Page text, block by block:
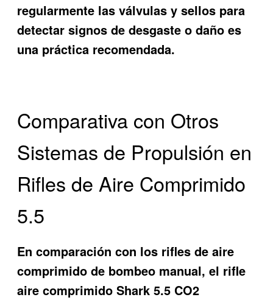
regularmente las válvulas y sellos para
detectar signos de desgaste o daño es
una práctica recomendada.
Comparativa con Otros
Sistemas de Propulsión en
Rifles de Aire Comprimido
5.5
En comparación con los rifles de aire
comprimido de bombeo manual, el rifle
aire comprimido Shark 5.5 CO2